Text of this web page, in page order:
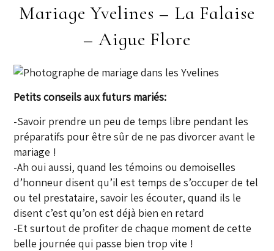
Mariage Yvelines – La Falaise
– Aigue Flore
Petits conseils aux futurs mariés:
-Savoir prendre un peu de temps libre pendant les
préparatifs pour être sûr de ne pas divorcer avant le
mariage !
-Ah oui aussi, quand les témoins ou demoiselles
d’honneur disent qu’il est temps de s’occuper de tel
ou tel prestataire, savoir les écouter, quand ils le
disent c’est qu’on est déjà bien en retard
-Et surtout de profiter de chaque moment de cette
belle journée qui passe bien trop vite !